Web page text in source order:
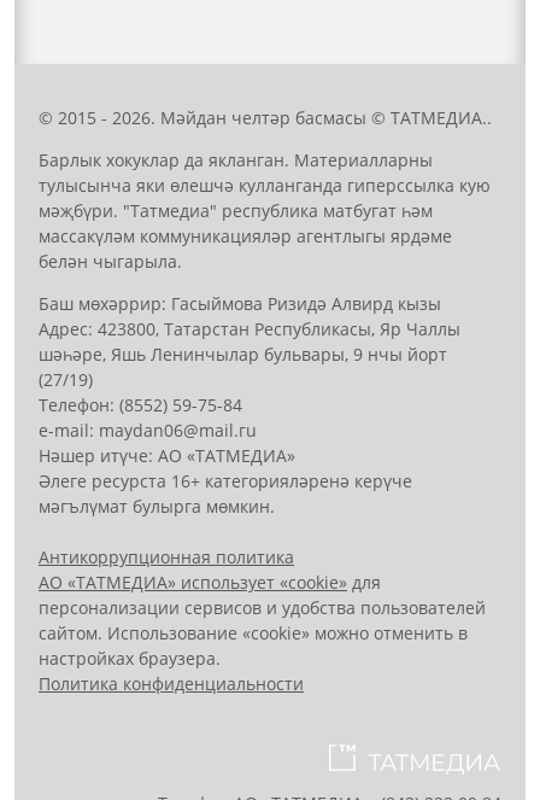
© 2015 - 2026. Мәйдан челтәр басмасы © ТАТМЕДИА..
Барлык хокуклар да якланган. Материалларны
тулысынча яки өлешчә кулланганда гиперссылка кую
мәҗбүри. "Татмедиа" республика матбугат һәм
массакүләм коммуникацияләр агентлыгы ярдәме
белән чыгарыла.
Баш мөхәррир: Гасыймова Ризидә Алвирд кызы
Адрес: 423800, Татарстан Республикасы, Яр Чаллы
шәһәре, Яшь Ленинчылар бульвары, 9 нчы йорт
(27/19)
Телефон: (8552) 59-75-84
е-mail: mауdаn06@mail.гu
Нәшер итүче: АО «ТАТМЕДИА»
Әлеге ресурста 16+ категорияләренә керүче
мәгълүмат булырга мөмкин.
Антикоррупционная политика
АО «ТАТМЕДИА» использует «cookie» для
персонализации сервисов и удобства пользователей
сайтом. Использование «cookie» можно отменить в
настройках браузера.
Политика конфиденциальности